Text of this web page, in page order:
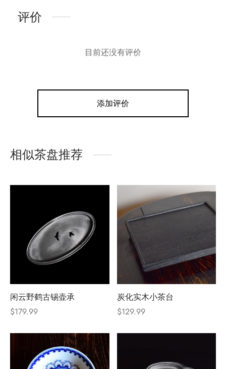
评价
目前还没有评价
添加评价
相似茶盘推荐
闲云野鹤古锡壶承
$179.99
炭化实木小茶台
$129.99